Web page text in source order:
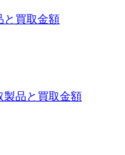
と買取金額
製品と買取金額